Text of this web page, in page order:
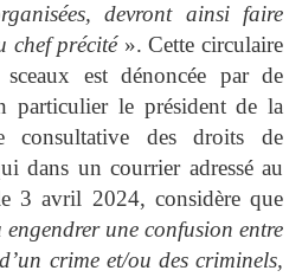
devront ainsi faire
chef précité». Cette circulaire
est dénoncée par de
particulier le président de la
consultative des droits de
dans un courrier adressé au
3 avril 2024, considère que
une confusion entre
crime et/ou des criminels,